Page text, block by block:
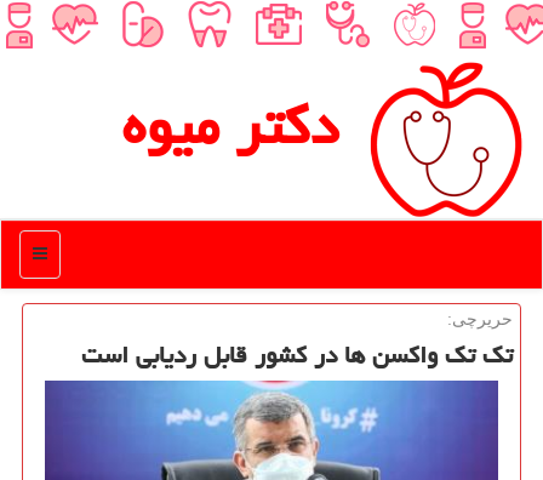
دكتر میوه
منو
حریرچی:
تك تك واكسن ها در كشور قابل ردیابی است